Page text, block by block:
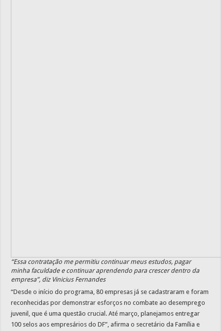
“Essa contratação me permitiu continuar meus estudos, pagar
minha faculdade e continuar aprendendo para crescer dentro da
empresa”, diz Vinicius Fernandes
“Desde o início do programa, 80 empresas já se cadastraram e foram
reconhecidas por demonstrar esforços no combate ao desemprego
juvenil, que é uma questão crucial. Até março, planejamos entregar
100 selos aos empresários do DF”, afirma o secretário da Família e